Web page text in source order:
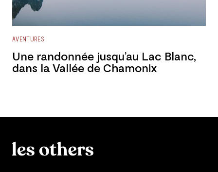
AVENTURES
Une randonnée jusqu’au Lac Blanc,
dans la Vallée de Chamonix